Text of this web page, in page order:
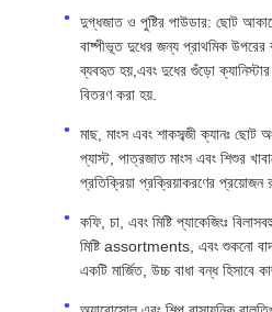
দুগ্ধজাত ও পুষ্টির পাউডার: ছোট
বাষ্পীভূত দুধের জন্য প্রাথমিক উপরের
ব্যবহৃত হয়,এবং দুধের গুঁড়ো
বিতরণ করা হয়.
মাছ, মাংস এবং শাকসব্জী ক্যানঃ ছোট
প্যাস্ট, পাত্রজাত মাংস এবং শিশুর
প্রতিক্রিয়া প্রক্রিয়াকরণের
কফি, চা, এবং মিষ্টি প্যাকেজিংঃ
মিষ্টি assortments, এবং শুকনো
একটি মার্জিত, উচ্চ বাধা বন্ধ হিসাবে